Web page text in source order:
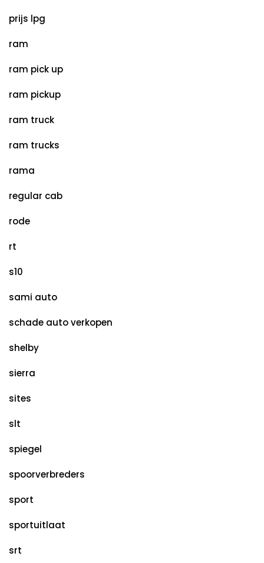
prijs lpg
ram
ram pick up
ram pickup
ram truck
ram trucks
rama
regular cab
rode
rt
s10
sami auto
schade auto verkopen
shelby
sierra
sites
slt
spiegel
spoorverbreders
sport
sportuitlaat
srt